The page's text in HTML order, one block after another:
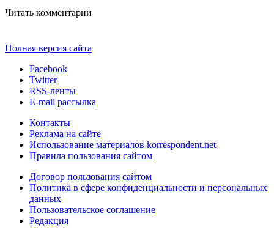
Читать комментарии
Полная версия сайта
Facebook
Twitter
RSS-ленты
E-mail рассылка
Контакты
Реклама на сайте
Использование материалов korrespondent.net
Правила пользования сайтом
Договор пользования сайтом
Политика в сфере конфиденциальности и персональных
данных
Пользовательское соглашение
Редакция